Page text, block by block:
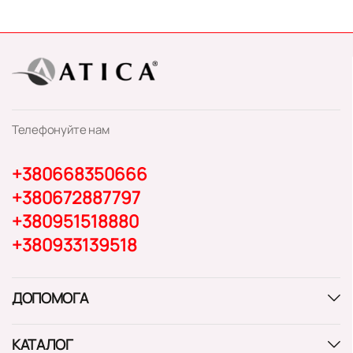
Телефонуйте нам
+380668350666
+380672887797
+380951518880
+380933139518
ДОПОМОГА
КАТАЛОГ